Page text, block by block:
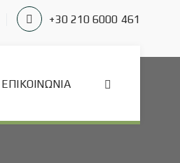
+30 210 6000 461
ΕΠΙΚΟΙΝΩΝΊΑ